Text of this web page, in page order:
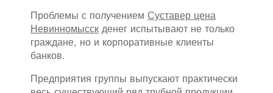
Проблемы с получением Суставер цена
Невинномысск денег испытывают не только
граждане, но и корпоративные клиенты
банков.
Предприятия группы выпускают практически